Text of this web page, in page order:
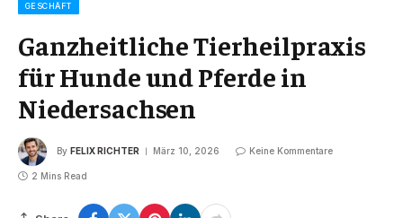
GESCHÄFT
Ganzheitliche Tierheilpraxis
für Hunde und Pferde in
Niedersachsen
By FELIX RICHTER März 10, 2026 Keine Kommentare
2 Mins Read